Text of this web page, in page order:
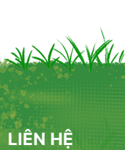
LIÊN HỆ